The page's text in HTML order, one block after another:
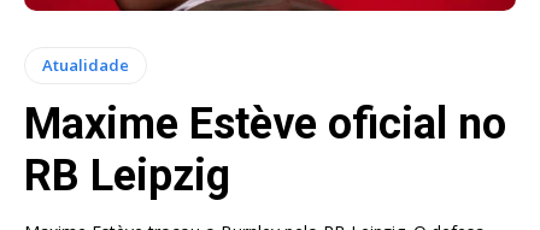
Atualidade
Maxime Estève oficial no
RB Leipzig